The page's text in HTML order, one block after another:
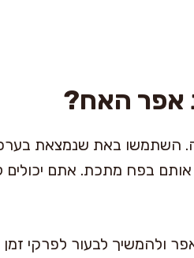
אפר האח?
השתמשו באת שנמצאת
אותם בפח מתכת. אתם
ולהמשיך לבעור לפרקי